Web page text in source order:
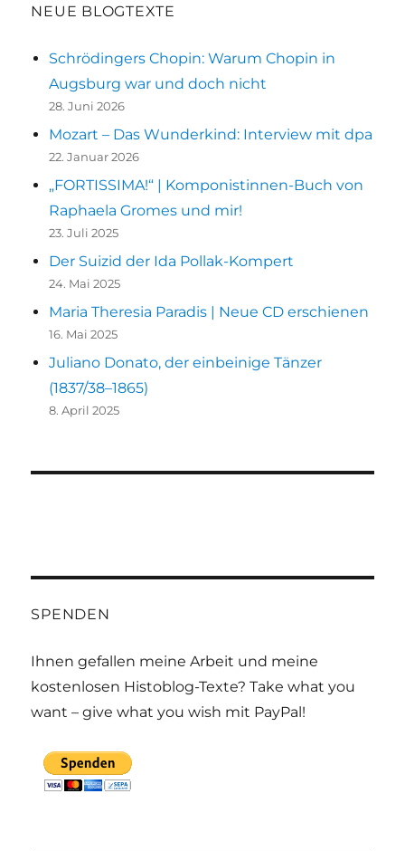
|
Neufund
NEUE BLOGTEXTE
Schrödingers Chopin: Warum Chopin in
Augsburg war und doch nicht
28. Juni 2026
Mozart – Das Wunderkind: Interview mit dpa
22. Januar 2026
„FORTISSIMA!“ | Komponistinnen-Buch von
Raphaela Gromes und mir!
23. Juli 2025
Der Suizid der Ida Pollak-Kompert
24. Mai 2025
Maria Theresia Paradis | Neue CD erschienen
16. Mai 2025
Juliano Donato, der einbeinige Tänzer
(1837/38–1865)
8. April 2025
SPENDEN
Ihnen gefallen meine Arbeit und meine
kostenlosen Histoblog-Texte? Take what you
want – give what you wish mit PayPal!